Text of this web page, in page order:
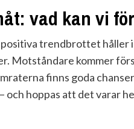
vad kan vi
trendbrottet håller
Motståndare kommer
finns goda
och hoppas att det varar